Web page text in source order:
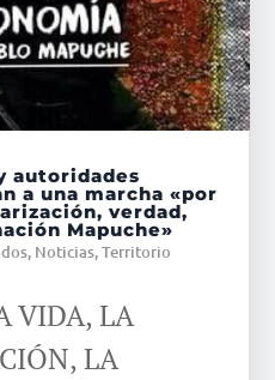
autoridades
a una marcha «por
verdad,
Mapuche»
, Noticias,Territorio
VIDA, LA
LA